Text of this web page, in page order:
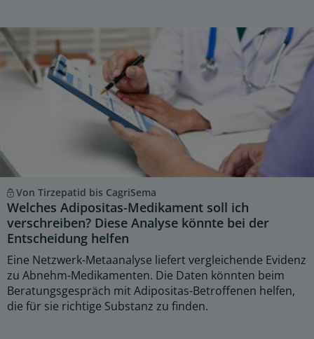
Von Tirzepatid bis CagriSema
Welches Adipositas-Medikament soll ich
verschreiben? Diese Analyse könnte bei der
Entscheidung helfen
Eine Netzwerk-Metaanalyse liefert vergleichende Evidenz
zu Abnehm-Medikamenten. Die Daten könnten beim
Beratungsgespräch mit Adipositas-Betroffenen helfen,
die für sie richtige Substanz zu finden.